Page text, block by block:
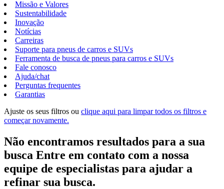
Missão e Valores
Sustentabilidade
Inovação
Notícias
Carreiras
Suporte para pneus de carros e SUVs
Ferramenta de busca de pneus para carros e SUVs
Fale conosco
Ajuda/chat
Perguntas frequentes
Garantias
Ajuste os seus filtros ou clique aqui para limpar todos os filtros e
começar novamente.
Não encontramos resultados para a sua
busca Entre em contato com a nossa
equipe de especialistas para ajudar a
refinar sua busca.